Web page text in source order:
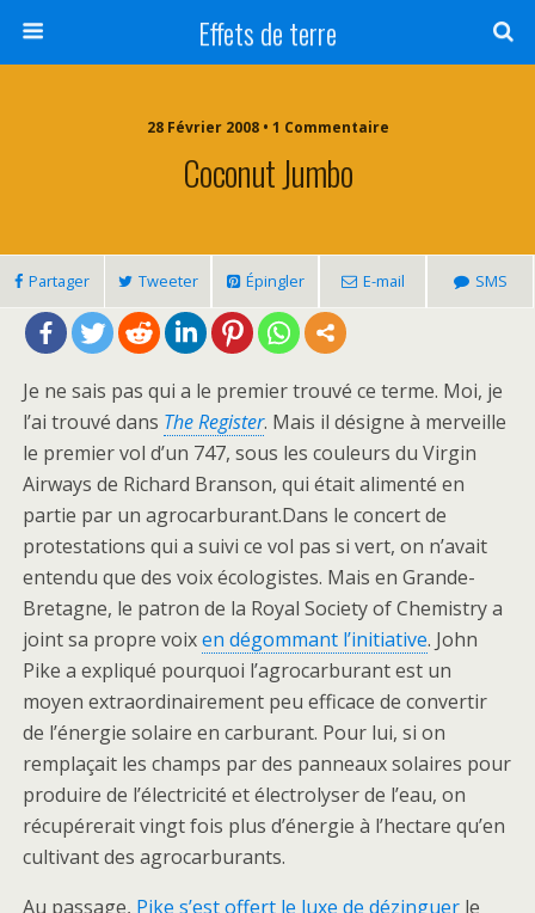
Effets de terre
28 Février 2008 • 1 Commentaire
Coconut Jumbo
Partager Tweeter Épingler E-mail SMS
Je ne sais pas qui a le premier trouvé ce terme. Moi, je
l’ai trouvé dans The Register. Mais il désigne à merveille
le premier vol d’un 747, sous les couleurs du Virgin
Airways de Richard Branson, qui était alimenté en
partie par un agrocarburant.Dans le concert de
protestations qui a suivi ce vol pas si vert, on n’avait
entendu que des voix écologistes. Mais en Grande-
Bretagne, le patron de la Royal Society of Chemistry a
joint sa propre voixen dégommant l’initiative. John
Pike a expliqué pourquoi l’agrocarburant est un
moyen extraordinairement peu efficace de convertir
de l’énergie solaire en carburant. Pour lui, si on
remplaçait les champs par des panneaux solaires pour
produire de l’électricité et électrolyser de l’eau, on
récupérerait vingt fois plus d’énergie à l’hectare qu’en
cultivant des agrocarburants.
Au passage, Pike s’est offert le luxe de dézinguer le